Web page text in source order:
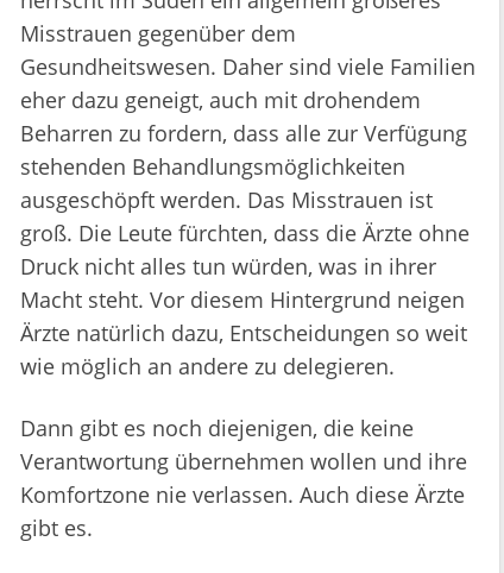
Misstrauen gegenüber dem
Gesundheitswesen. Daher sind viele Familien
eher dazu geneigt, auch mit drohendem
Beharren zu fordern, dass alle zur Verfügung
stehenden Behandlungsmöglichkeiten
ausgeschöpft werden. Das Misstrauen ist
groß. Die Leute fürchten, dass die Ärzte ohne
Druck nicht alles tun würden, was in ihrer
Macht steht. Vor diesem Hintergrund neigen
Ärzte natürlich dazu, Entscheidungen so weit
wie möglich an andere zu delegieren.
Dann gibt es noch diejenigen, die keine
Verantwortung übernehmen wollen und ihre
Komfortzone nie verlassen. Auch diese Ärzte
gibt es.